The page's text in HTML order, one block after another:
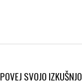
POVEJ SVOJO IZKUŠNJO